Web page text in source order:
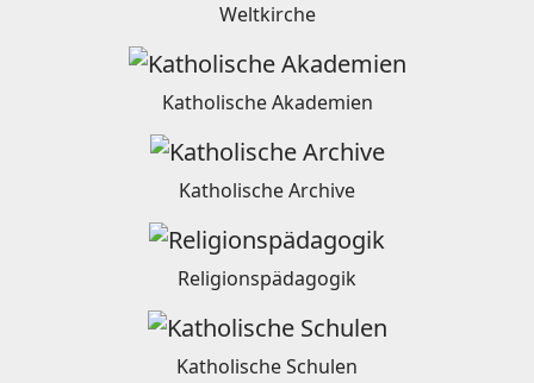
Weltkirche
Katholische Akademien
Katholische Archive
Religionspädagogik
Katholische Schulen